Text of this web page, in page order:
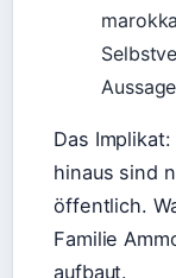
Das
hinaus sind
öffentlich.
Familie
aufbaut.